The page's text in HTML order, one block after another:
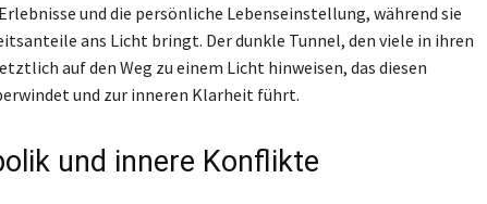
und die persönliche Lebenseinstellung, während sie
ans Licht bringt. Der dunkle Tunnel, den viele in ihren
auf den Weg zu einem Licht hinweisen, das diesen
und zur inneren Klarheit führt.
und innere Konflikte